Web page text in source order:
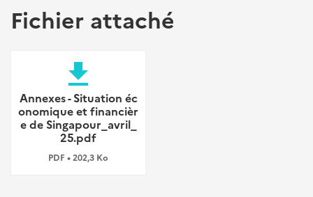
Fichier attaché
file_download
Annexes - Situation éc
onomique et financièr
e de Singapour_avril_
25.pdf
PDF • 202,3 Ko